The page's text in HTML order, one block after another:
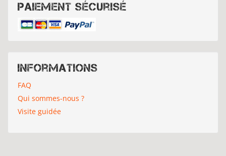
Paiement sécurisé
Informations
FAQ
Qui sommes-nous ?
Visite guidée